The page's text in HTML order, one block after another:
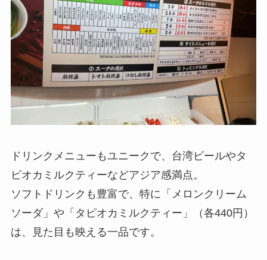
ドリンクメニューもユニークで、台湾ビールやタ
ピオカミルクティーなどアジア感満点。
ソフトドリンクも豊富で、特に「メロンクリーム
ソーダ」や「タピオカミルクティー」（各440円）
は、見た目も映える一品です。